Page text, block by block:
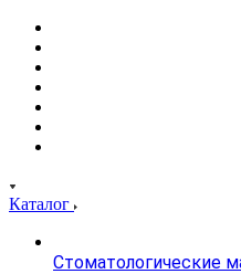
Каталог
Стоматологические